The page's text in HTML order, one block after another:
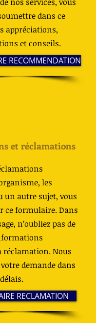
dans ce
appréciations,
et conseils.
RECOMMENDATION
et réclamations
les
un autre sujet, vous
ce formulaire. Dans
n’oubliez pas de
réclamation. Nous
demande dans
RECLAMATION